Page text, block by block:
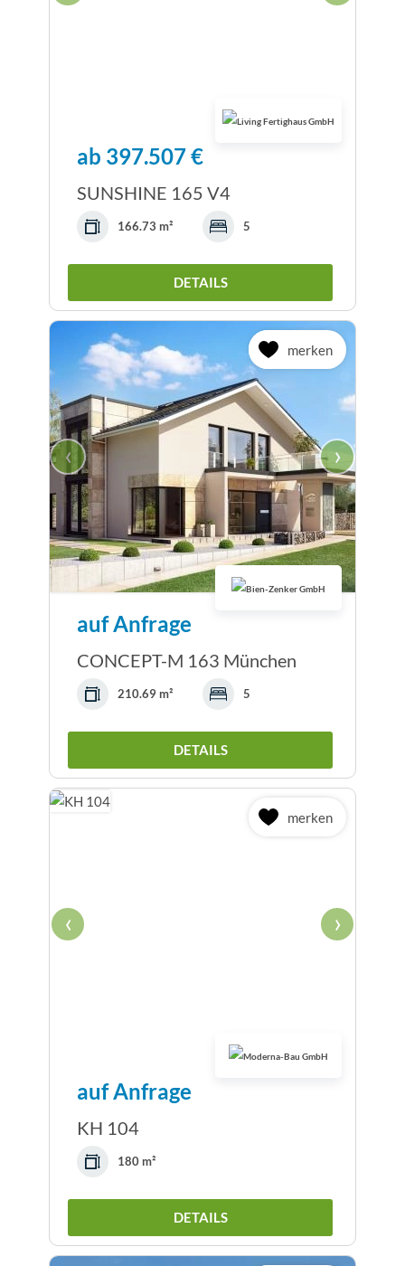
ab 397.507 €
SUNSHINE 165 V4
166.73 m² 5
DETAILS
merken
‹ ›
auf Anfrage
CONCEPT-M 163 München
210.69 m² 5
DETAILS
merken
‹ ›
auf Anfrage
KH 104
180 m²
DETAILS